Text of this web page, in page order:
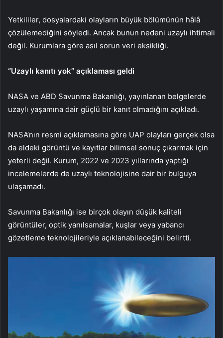
Yetkililer, dosyalardaki olayların büyük bölümünün hâlâ
çözülemediğini söyledi. Ancak bunun nedeni uzaylı ihtimali
değil. Kurumlara göre asıl sorun veri eksikliği.
“Uzaylı kanıtı yok” açıklaması geldi
NASA ve ABD Savunma Bakanlığı, yayınlanan belgelerde
uzaylı yaşamına dair güçlü bir kanıt olmadığını açıkladı.
NASA’nın resmi açıklamasına göre UAP olayları gerçek olsa
da eldeki görüntü ve kayıtlar bilimsel sonuç çıkarmak için
yeterli değil. Kurum, 2022 ve 2023 yıllarında yaptığı
incelemelerde de uzaylı teknolojisine dair bir bulguya
ulaşamadı.
Savunma Bakanlığı ise birçok olayın düşük kaliteli
görüntüler, optik yanılsamalar, kuşlar veya yabancı
gözetleme teknolojileriyle açıklanabileceğini belirtti.